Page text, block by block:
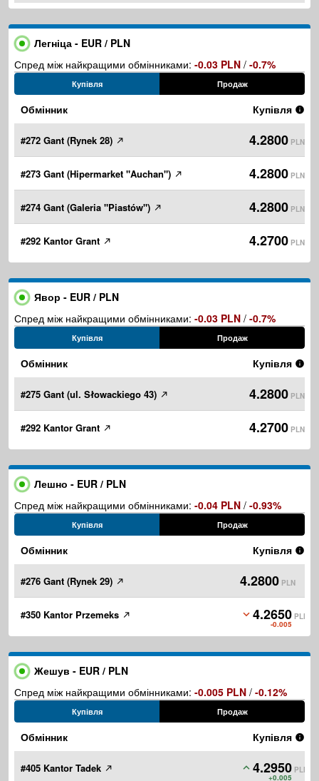
Легніца - EUR / PLN
Спред між найкращими обмінниками: -0.03 PLN / -0.7%
Купівля Продаж
Обмінник Купівля
#272 Gant (Rynek 28) 4.2800 PLN
#273 Gant (Hipermarket "Auchan") 4.2800 PLN
#274 Gant (Galeria "Piastów") 4.2800 PLN
#292 Kantor Grant 4.2700 PLN
Явор - EUR / PLN
Спред між найкращими обмінниками: -0.03 PLN / -0.7%
Купівля Продаж
Обмінник Купівля
#275 Gant (ul. Słowackiego 43) 4.2800 PLN
#292 Kantor Grant 4.2700 PLN
Лешно - EUR / PLN
Спред між найкращими обмінниками: -0.04 PLN / -0.93%
Купівля Продаж
Обмінник Купівля
#276 Gant (Rynek 29) 4.2800 PLN
#350 Kantor Przemeks 4.2650
-0.005
PLN
Жешув - EUR / PLN
Спред між найкращими обмінниками: -0.005 PLN / -0.12%
Купівля Продаж
Обмінник Купівля
#405 Kantor Tadek 4.2950
+0.005
PLN